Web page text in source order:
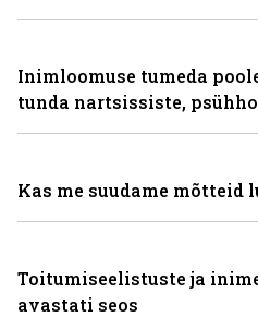
Inimloomuse tumeda
tunda nartsissiste,
Kas me suudame mõtteid
Toitumiseelistuste ja
avastati seos